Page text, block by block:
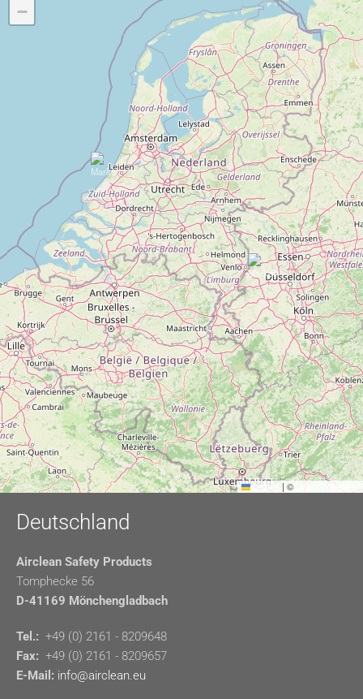
−
Leaflet | © OpenStreetMap
Deutschland
Airclean Safety Products
Tomphecke 56
D-41169 Mönchengladbach
Tel.: +49 (0) 2161 - 8209648
Fax: +49 (0) 2161 - 8209657
E-Mail: info@airclean.eu